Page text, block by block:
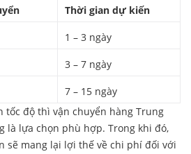
Thời gian dự kiến
1 – 3 ngày
3 – 7 ngày
7 – 15 ngày
tốc độ thì vận chuyển hàng Trung
là lựa chọn phù hợp. Trong khi đó,
sẽ mang lại lợi thế về chi phí đối với